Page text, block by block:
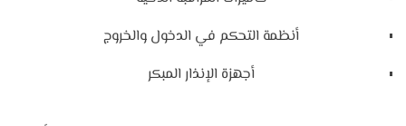
أنظمة التحكم في الدخول والخروج
أجهزة الإنذار المبكر